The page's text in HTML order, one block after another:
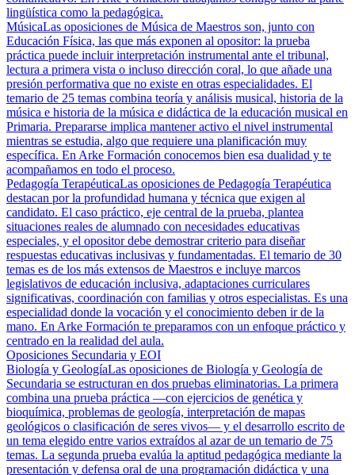
lingüística como la pedagógica.
MúsicaLas oposiciones de Música de Maestros son, junto con
Educación Física, las que más exponen al opositor: la prueba
práctica puede incluir interpretación instrumental ante el tribunal,
lectura a primera vista o incluso dirección coral, lo que añade una
presión performativa que no existe en otras especialidades. El
temario de 25 temas combina teoría y análisis musical, historia de la
música e historia de la música e didáctica de la educación musical en
Primaria. Prepararse implica mantener activo el nivel instrumental
mientras se estudia, algo que requiere una planificación muy
específica. En Arke Formación conocemos bien esa dualidad y te
acompañamos en todo el proceso.
Pedagogía TerapéuticaLas oposiciones de Pedagogía Terapéutica
destacan por la profundidad humana y técnica que exigen al
candidato. El caso práctico, eje central de la prueba, plantea
situaciones reales de alumnado con necesidades educativas
especiales, y el opositor debe demostrar criterio para diseñar
respuestas educativas inclusivas y fundamentadas. El temario de 30
temas es de los más extensos de Maestros e incluye marcos
legislativos de educación inclusiva, adaptaciones curriculares
significativas, coordinación con familias y otros especialistas. Es una
especialidad donde la vocación y el conocimiento deben ir de la
mano. En Arke Formación te preparamos con un enfoque práctico y
centrado en la realidad del aula.
Oposiciones Secundaria y EOI
Biología y GeologíaLas oposiciones de Biología y Geología de
Secundaria se estructuran en dos pruebas eliminatorias. La primera
combina una prueba práctica —con ejercicios de genética y
bioquímica, problemas de geología, interpretación de mapas
geológicos o clasificación de seres vivos— y el desarrollo escrito de
un tema elegido entre varios extraídos al azar de un temario de 75
temas. La segunda prueba evalúa la aptitud pedagógica mediante la
presentación y defensa oral de una programación didáctica y una